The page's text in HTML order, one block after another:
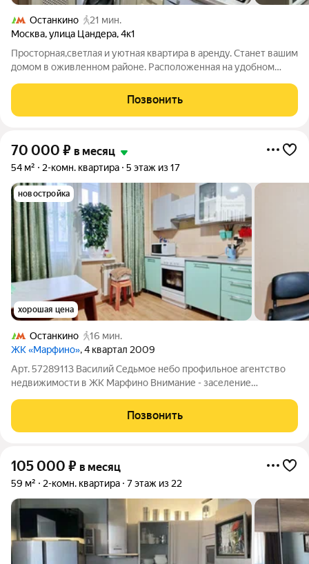
Останкино
21 мин.
Москва,улица Цандера,4к1
Просторная,светлая и уютная квартира в аренду. Станет вашим
домом в оживленном районе. Расположенная на удобном
и легкий доступ к ключевым объектам инфраструктуры.
Квартира отличается
Позвонить
70 000 ₽ в месяц
54 м² 2-комн. квартира 5 этаж из 17
новостройка
хорошая цена
Останкино
16 мин.
ЖК «Марфино», 4 квартал 2009
Арт. 57289113 Василий Седьмое небо профильное агентство
недвижимости в ЖК Марфино Внимание - заселение
двухкомнатная квартира в хорошем состоянии. Удобная
распашная планировка. Есть кладовая комната в
Позвонить
105 000 ₽ в месяц
59 м² 2-комн. квартира 7 этаж из 22